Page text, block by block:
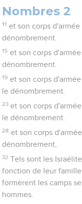
Nombres 2
11 et son corps
dénombrement.
15 et son corps
dénombrement.
19 et son corps
le dénombrement.
23 et son corps
le dénombrement.
28 et son corps
dénombrement,
32 Tels sont les
fonction de leur
formèrent les camps
hommes.